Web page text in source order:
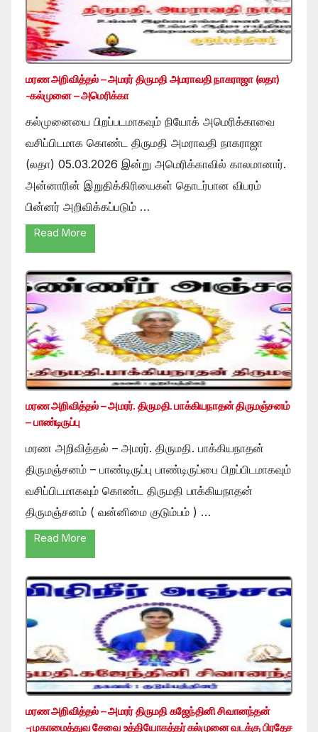
மரண அறிவித்தல் – அமரர் திருமதி அமராவதி நாகராஜா (லதா)
-கல்முனை – அமெரிக்கா
கல்முனையை பிறப்படமாகவும் நியோக் அமெரிக்காவை
வசிப்பிடமாக கொண்ட திருமதி அமராவதி நாகராஜா
(லதா) 05.03.2026 இன்று அமெரிக்காவில் காலமானார்.
அன்னாரின் இறுதிக்கிரியைகள் தொடர்பான விபரம்
பின்னர் அறிவிக்கப்படும் …
Read More
மரண அறிவித்தல் – அமரர். திருமதி. பாக்கியநாதன் திருமஞ்சனம்
– பாண்டிருப்பு
மரண அறிவித்தல் – அமரர். திருமதி. பாக்கியநாதன்
திருமஞ்சனம் – பாண்டிருப்பு பாண்டிருப்பை பிறப்பிடமாகவும்
வசிப்பிடமாகவும் கொண்ட திருமதி பாக்கியநாதன்
திருமஞ்சனம் ( வன்னிமை குடும்பம் ) …
Read More
மரண அறிவித்தல் – அமரர் திருமதி கஜேந்தினி சிவானந்தன்
-முகாமைத்துவ சேவை உத்தியோகத்தர் கல்முனை வடக்கு பிரதேச